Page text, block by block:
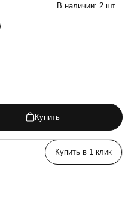
В наличии: 2 шт
Купить
Купить в 1 клик